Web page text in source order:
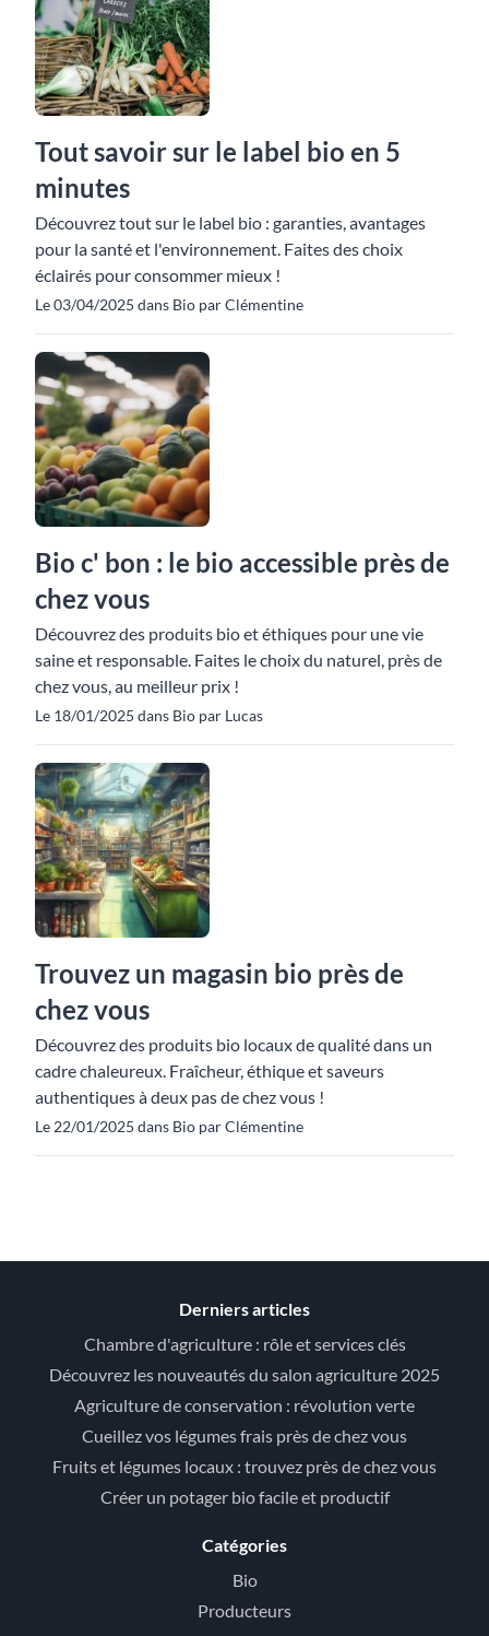
Tout savoir sur le label bio en 5
minutes
Découvrez tout sur le label bio : garanties, avantages
pour la santé et l'environnement. Faites des choix
éclairés pour consommer mieux !
Le 03/04/2025 dans Bio par Clémentine
Bio c' bon : le bio accessible près de
chez vous
Découvrez des produits bio et éthiques pour une vie
saine et responsable. Faites le choix du naturel, près de
chez vous, au meilleur prix !
Le 18/01/2025 dans Bio par Lucas
Trouvez un magasin bio près de
chez vous
Découvrez des produits bio locaux de qualité dans un
cadre chaleureux. Fraîcheur, éthique et saveurs
authentiques à deux pas de chez vous !
Le 22/01/2025 dans Bio par Clémentine
Derniers articles
Chambre d'agriculture : rôle et services clés
Découvrez les nouveautés du salon agriculture 2025
Agriculture de conservation : révolution verte
Cueillez vos légumes frais près de chez vous
Fruits et légumes locaux : trouvez près de chez vous
Créer un potager bio facile et productif
Catégories
Bio
Producteurs